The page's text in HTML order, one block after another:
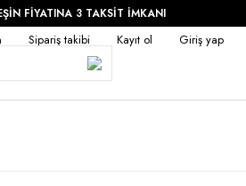
FİYATINA 3 TAKSİT İMKANI
Sipariş takibi Kayıt ol Giriş yap